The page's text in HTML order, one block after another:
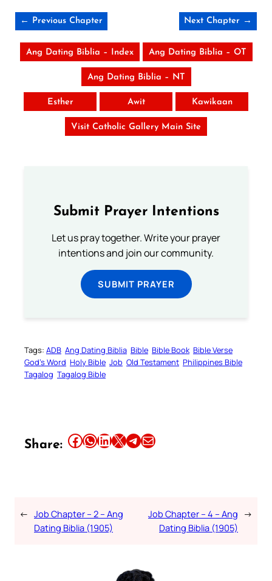
← Previous Chapter Next Chapter →
Ang Dating Biblia – Index Ang Dating Biblia – OT
Ang Dating Biblia – NT
Esther Awit Kawikaan
Visit Catholic Gallery Main Site
Submit Prayer Intentions
Let us pray together. Write your prayer
intentions and join our community.
SUBMIT PRAYER
Tags: ADB Ang Dating Biblia Bible Bible Book Bible Verse
God’s Word Holy Bible Job Old Testament Philippines Bible
Tagalog Tagalog Bible
Share: Share this article on Facebook Share this article on WhatsApp Share this article on LinkedIn Share this article on X Share this article on TelegramEmail this Article
← Job Chapter – 2 – Ang
Dating Biblia (1905)
Job Chapter – 4 – Ang
Dating Biblia (1905)
→